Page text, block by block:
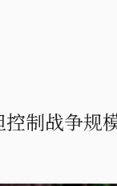
制战争规